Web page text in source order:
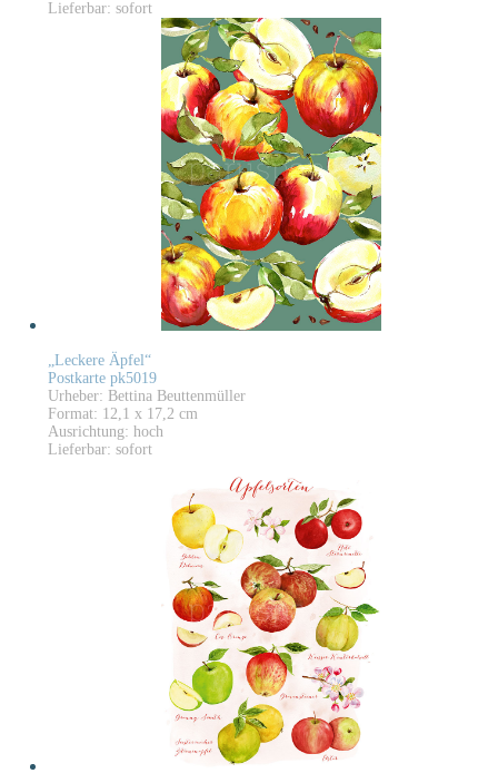
Lieferbar: sofort
„Leckere Äpfel“
Postkarte pk5019
Urheber: Bettina Beuttenmüller
Format: 12,1 x 17,2 cm
Ausrichtung: hoch
Lieferbar: sofort